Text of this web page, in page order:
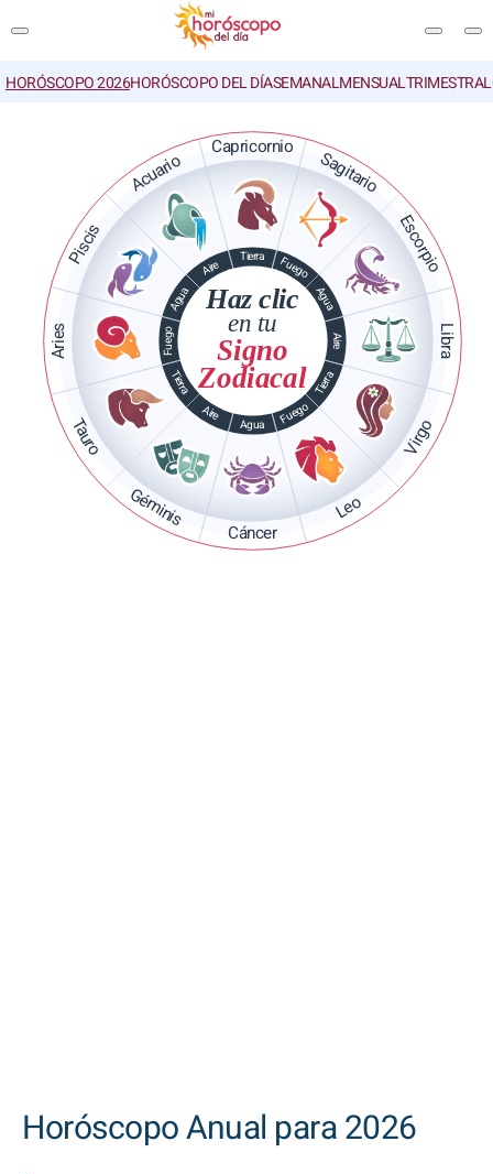
HORÓSCOPO 2026HORÓSCOPO DEL DÍASEMANALMENSUALTRIMESTRAL
Horóscopo Anual para 2026
Aries
Tauro
Géminis
Cáncer
Leo
Virgo
Libra
Escorpio
Sagitario
Capricornio
Acuario
Piscis
Fuego
Tierra
Aire Agua Fuego
Tierra
Aire
Agua
Fuego
Tierra
Aire
Agua Haz clic
en tu
Signo
Zodiacal